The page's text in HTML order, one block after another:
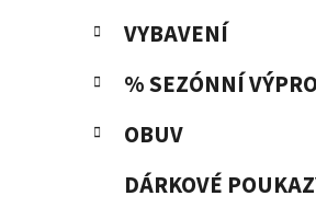
VYBAVENÍ
% SEZÓNNÍ
OBUV
DÁRKOVÉ